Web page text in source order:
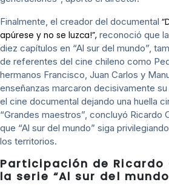
Finalmente, el creador del documental
apúrese y no se luzca!”, reconoció que
diez capítulos en “Al sur del mundo”,
de referentes del cine chileno como
hermanos Francisco, Juan Carlos y
enseñanzas marcaron decisivamente
el cine documental dejando una huella
“Grandes maestros”, concluyó Ricardo
que “Al sur del mundo” siga
los territorios.
Participación de Ricardo
la serie “Al sur del